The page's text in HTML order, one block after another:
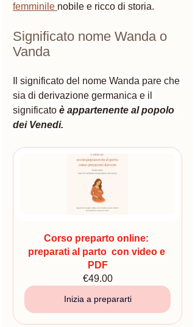
femminile nobile e ricco di storia.
Significato nome Wanda o
Vanda
Il significato del nome Wanda pare che
sia di derivazione germanica e il
significato è appartenente al popolo
dei Venedi.
Corso preparto online:
preparati al parto  con video e
PDF
€49.00
Inizia a prepararti